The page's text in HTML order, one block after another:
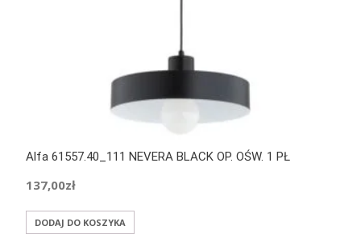
Alfa 61557.40_111 NEVERA BLACK OP. OŚW. 1 PŁ
137,00zł
DODAJ DO KOSZYKA